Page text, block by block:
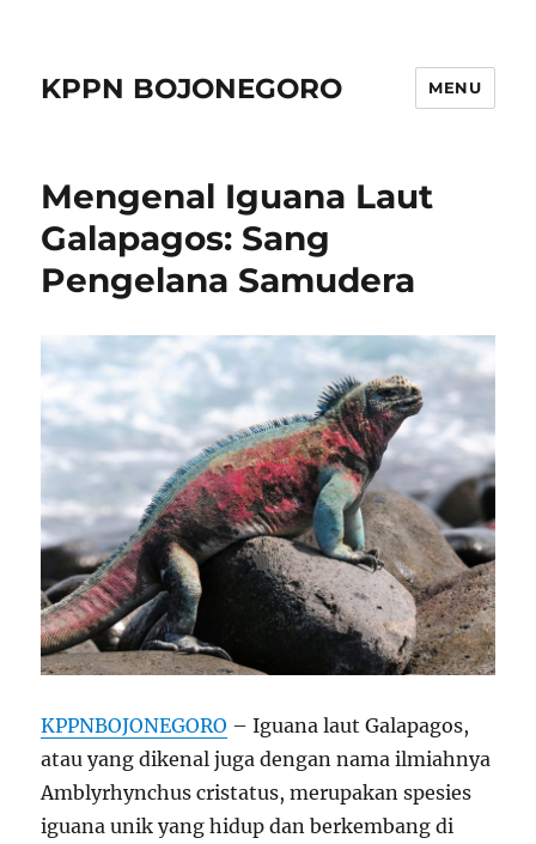
KPPN BOJONEGORO MENU
Mengenal Iguana Laut
Galapagos: Sang
Pengelana Samudera
KPPNBOJONEGORO – Iguana laut Galapagos,
atau yang dikenal juga dengan nama ilmiahnya
Amblyrhynchus cristatus, merupakan spesies
iguana unik yang hidup dan berkembang di